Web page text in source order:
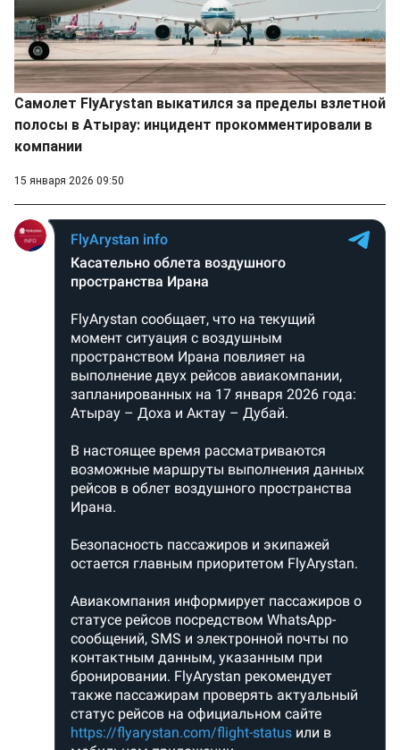
Самолет FlyArystan выкатился за пределы взлетной
полосы в Атырау: инцидент прокомментировали в
компании
15 января 2026 09:50